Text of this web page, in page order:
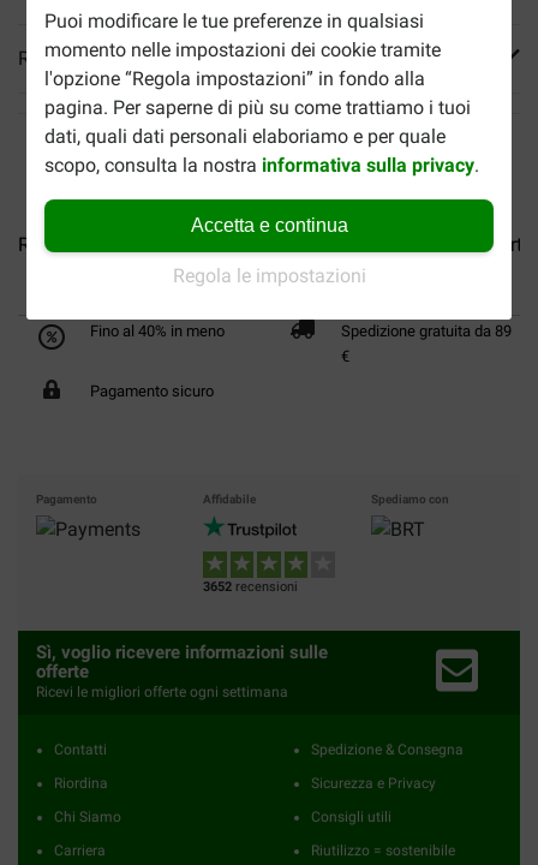
Puoi modificare le tue preferenze in qualsiasi
momento nelle impostazioni dei cookie tramite
l'opzione “Regola impostazioni” in fondo alla
pagina. Per saperne di più su come trattiamo i tuoi
dati, quali dati personali elaboriamo e per quale
scopo, consulta la nostra informativa sulla privacy.
Accetta e continua
Regola le impostazioni
Reviews
Royal Canin Mini Ageing 12+... Royal Canin Medium
Fino al 40% in meno
Spedizione gratuita da 89
€
Pagamento sicuro
Pagamento Affidabile
3652 recensioni
Spediamo con
Sì, voglio ricevere informazioni sulle
offerte
Ricevi le migliori offerte ogni settimana
Contatti
Riordina
Chi Siamo
Carriera
Spedizione & Consegna
Sicurezza e Privacy
Consigli utili
Riutilizzo = sostenibile